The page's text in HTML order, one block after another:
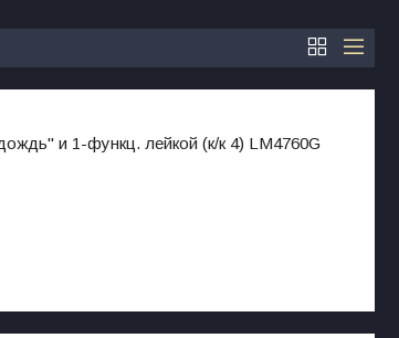
и 1-функц. лейкой (к/к 4) LM4760G